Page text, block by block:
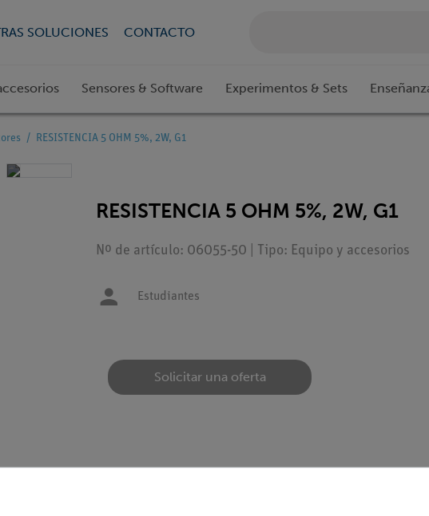
SOLUCIONES CONTACTO
Sensores & Software Experimentos & Sets
RESISTENCIA 5 OHM 5%, 2W, G1
RESISTENCIA 5 OHM 5%, 2W, G1
Nº de artículo: 06055-50 | Tipo: Equipo y accesorios
Estudiantes
Solicitar una oferta